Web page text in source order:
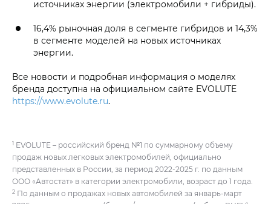
источниках энергии (электромобили + гибриды).
16,4% рыночная доля в сегменте гибридов и 14,3%
в сегменте моделей на новых источниках
энергии.
Все новости и подробная информация о моделях
бренда доступна на официальном сайте EVOLUTE
https://www.evolute.ru.
1 EVOLUTE – российский бренд №1 по суммарному объему
продаж новых легковых электромобилей, официально
представленных в России, за период 2022-2025 г. по данным
ООО «Автостат» в категории электромобили, возраст до 1 года.
2 По данным о продажах новых автомобилей за январь-март